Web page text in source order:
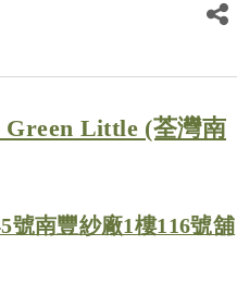
Green Little (荃灣南
號南豐紗廠1樓116號舖